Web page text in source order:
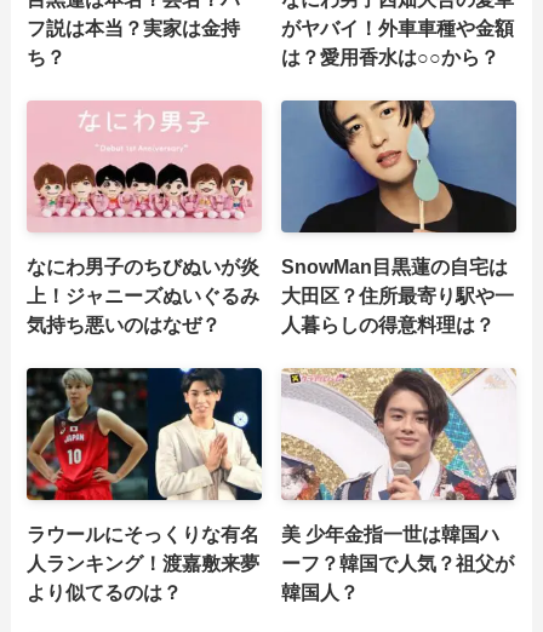
フ説は本当？実家は金持
ち？
がヤバイ！外車車種や金額
は？愛用香水は○○から？
なにわ男子のちびぬいが炎
上！ジャニーズぬいぐるみ
気持ち悪いのはなぜ？
SnowMan目黒蓮の自宅は
大田区？住所最寄り駅や一
人暮らしの得意料理は？
ラウールにそっくりな有名
人ランキング！渡嘉敷来夢
より似てるのは？
美 少年金指一世は韓国ハ
ーフ？韓国で人気？祖父が
韓国人？